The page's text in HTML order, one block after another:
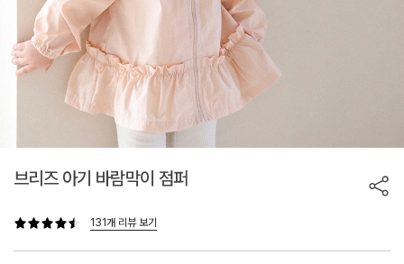
브리즈 아기 바람막이 점퍼
131개 리뷰 보기